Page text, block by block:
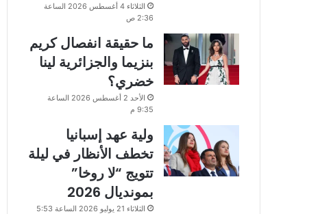
الثلاثاء 4 أغسطس 2026 الساعة
2:36 ص
ما حقيقة انفصال كريم
بنزيما والجزائرية لينا
خضري؟
الأحد 2 أغسطس 2026 الساعة
9:35 م
ولية عهد إسبانيا
تخطف الأنظار في ليلة
تتويج “لا روخا”
بمونديال 2026
الثلاثاء 21 يوليو 2026 الساعة 5:53